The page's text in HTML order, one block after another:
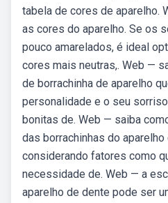
tabela de cores de aparelho.
as cores do aparelho. Se os
pouco amarelados, é ideal
cores mais neutras,. Web —
de borrachinha de aparelho
personalidade e o seu
bonitas de. Web — saiba
das borrachinhas do
considerando fatores como
necessidade de. Web — a
aparelho de dente pode ser